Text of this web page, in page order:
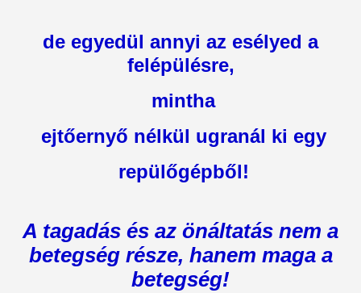
de egyedül annyi az esélyed a
felépülésre,
mintha
ejtőernyő nélkül ugranál ki egy
repülőgépből!
A tagadás és az önáltatás nem a
betegség része, hanem maga a
betegség!